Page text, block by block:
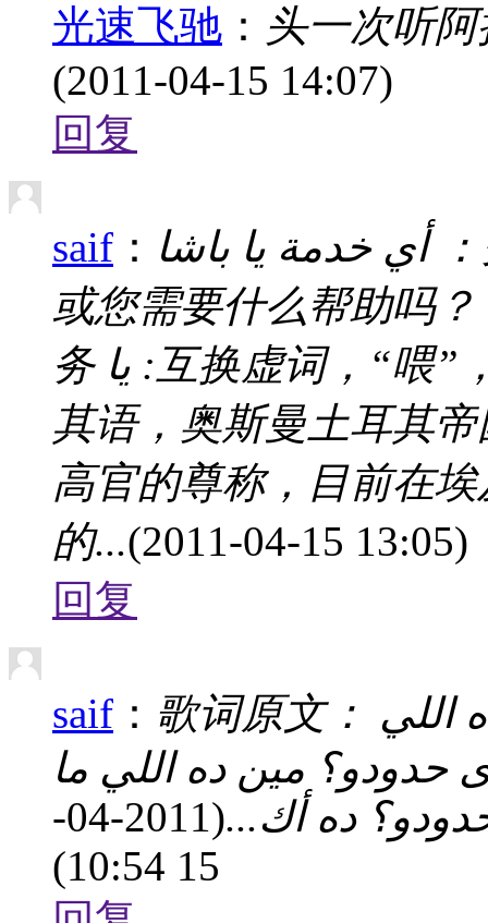
光速飞驰 ： 头一次听
(2011-04-15 14:07)
回复
saif ： أي خدمة يا باشا ：先生，我能为您做点什么吗？
或您需要什么帮助吗？ أي : 任何的，哪一个 خدمة :服
务 يا :互换虚词，“喂”，通常不必译出 باشا : 源于土耳
其语，奥斯曼土耳其
高官的尊称，目前在
的...(2011-04-15 13:05)
回复
saif ： 歌词原文： أي خدمة يا باشا دانا حلبي مين ده اللي
حدودو؟ مين ده اللي ما
ده أك...
(2011-04-
15 10:54)